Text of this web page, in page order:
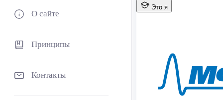
О сайте
Принципы
Контакты
Это я